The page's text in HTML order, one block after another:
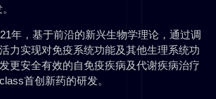
年，基于前沿的新兴生物学理论，通过调
力实现对免疫系统功能及其他生理系统功
更安全有效的自免疫疾病及代谢疾病治疗
首创新药的研发。